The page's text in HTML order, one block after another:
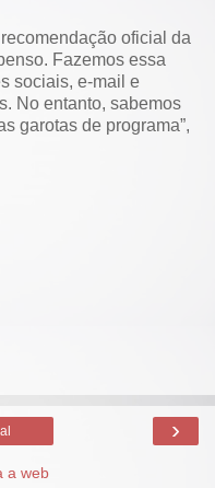
oficial da
Fazemos essa
sociais, e-mail e
No entanto, sabemos
garotas de programa”,
›
a web